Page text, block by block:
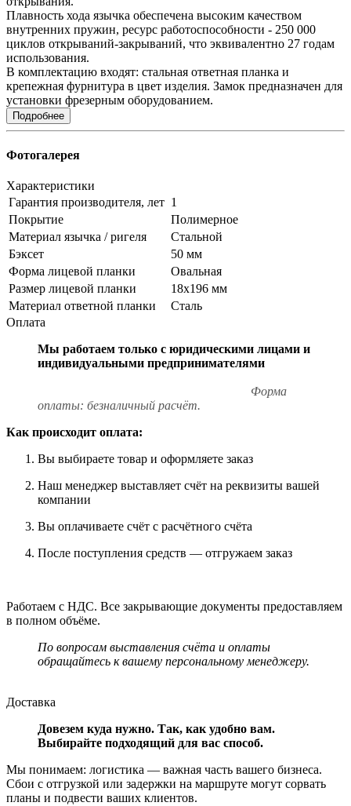
Плавность хода язычка обеспечена высоким качеством
внутренних пружин, ресурс работоспособности - 250 000
циклов открываний-закрываний, что эквивалентно 27 годам
использования.
В комплектацию входят: стальная ответная планка и
крепежная фурнитура в цвет изделия. Замок предназначен для
установки фрезерным оборудованием.
Подробнее
Фотогалерея
Характеристики
Гарантия производителя, лет 1
Покрытие
Полимерное
Материал язычка / ригеля
Стальной
Бэксет
50 мм
Форма лицевой планки
Овальная
Размер лицевой планки
18x196 мм
Материал ответной планки
Сталь
Оплата
Мы работаем только с юридическими лицами и
индивидуальными предпринимателями
Форма
оплаты: безналичный расчёт.
Как происходит оплата:
Вы выбираете товар и оформляете заказ
Наш менеджер выставляет счёт на реквизиты вашей
компании
Вы оплачиваете счёт с расчётного счёта
После поступления средств — отгружаем заказ
Работаем с НДС. Все закрывающие документы предоставляем
в полном объёме.
По вопросам выставления счёта и оплаты
обращайтесь к вашему персональному менеджеру.
Доставка
Довезем куда нужно. Так, как удобно вам.
Выбирайте подходящий для вас способ.
Мы понимаем: логистика — важная часть вашего бизнеса.
Сбои с отгрузкой или задержки на маршруте могут сорвать
планы и подвести ваших клиентов.